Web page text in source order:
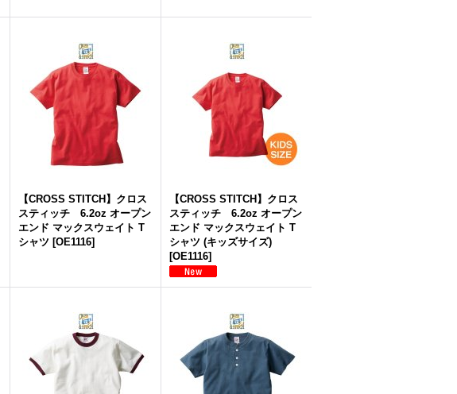
【CROSS STITCH】クロス
スティッチ 6.2oz オープン
エンド マックスウェイト T
シャツ [OE1116]
【CROSS STITCH】クロス
スティッチ 6.2oz オープン
エンド マックスウェイト T
シャツ (キッズサイズ)
[OE1116]